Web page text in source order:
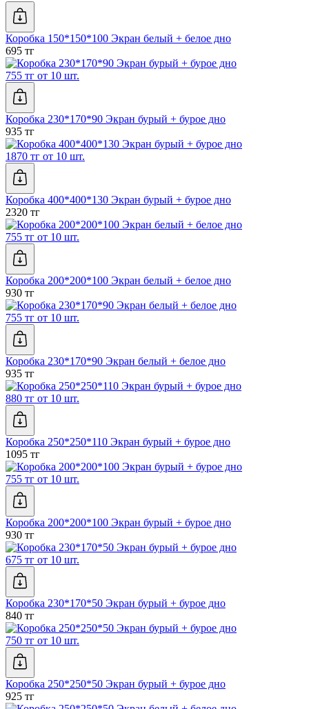
Коробка 150*150*100 Экран белый + белое дно
695 тг
755 тг от 10 шт.
Коробка 230*170*90 Экран бурый + бурое дно
935 тг
1870 тг от 10 шт.
Коробка 400*400*130 Экран бурый + бурое дно
2320 тг
755 тг от 10 шт.
Коробка 200*200*100 Экран белый + белое дно
930 тг
755 тг от 10 шт.
Коробка 230*170*90 Экран белый + белое дно
935 тг
880 тг от 10 шт.
Коробка 250*250*110 Экран бурый + бурое дно
1095 тг
755 тг от 10 шт.
Коробка 200*200*100 Экран бурый + бурое дно
930 тг
675 тг от 10 шт.
Коробка 230*170*50 Экран бурый + бурое дно
840 тг
750 тг от 10 шт.
Коробка 250*250*50 Экран бурый + бурое дно
925 тг